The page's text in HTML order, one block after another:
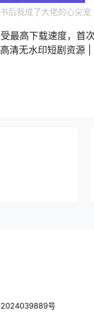
后我成了大佬的心尖
最高下载速度，首
清无水印短剧资源
2024039889号